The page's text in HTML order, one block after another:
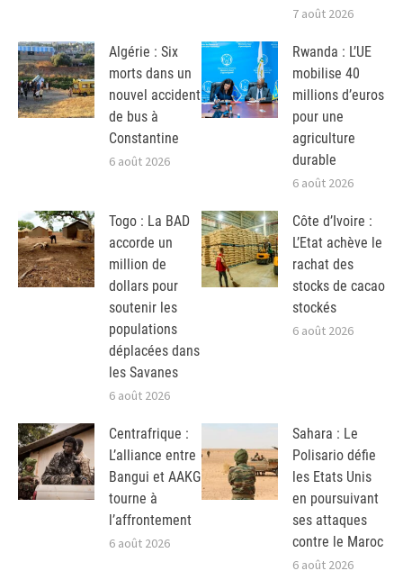
7 août 2026
Algérie : Six
morts dans un
nouvel accident
de bus à
Constantine
6 août 2026
Rwanda : L’UE
mobilise 40
millions d’euros
pour une
agriculture
durable
6 août 2026
Togo : La BAD
accorde un
million de
dollars pour
soutenir les
populations
déplacées dans
les Savanes
6 août 2026
Côte d’Ivoire :
L’Etat achève le
rachat des
stocks de cacao
stockés
6 août 2026
Centrafrique :
L’alliance entre
Bangui et AAKG
tourne à
l’affrontement
6 août 2026
Sahara : Le
Polisario défie
les Etats Unis
en poursuivant
ses attaques
contre le Maroc
6 août 2026